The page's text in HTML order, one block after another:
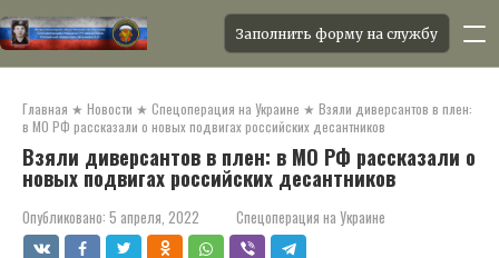
контенту
Заполнить форму на службу
Главная ★ Новости ★ Спецоперация на Украине ★ Взяли диверсантов в плен:
в МО РФ рассказали о новых подвигах российских десантников
Взяли диверсантов в плен: в МО РФ рассказали о
новых подвигах российских десантников
Опубликовано: 5 апреля, 2022 Спецоперация на Украине